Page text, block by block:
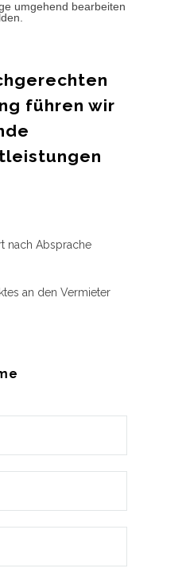
umgehend bearbeiten
führen wir
nach Absprache
an den Vermieter